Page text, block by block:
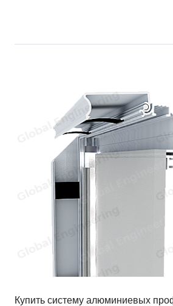
Купить систему алюминиевых